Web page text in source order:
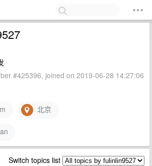
#425396, joined on 2019-06-28 14:27:06
北京
Switch topics list